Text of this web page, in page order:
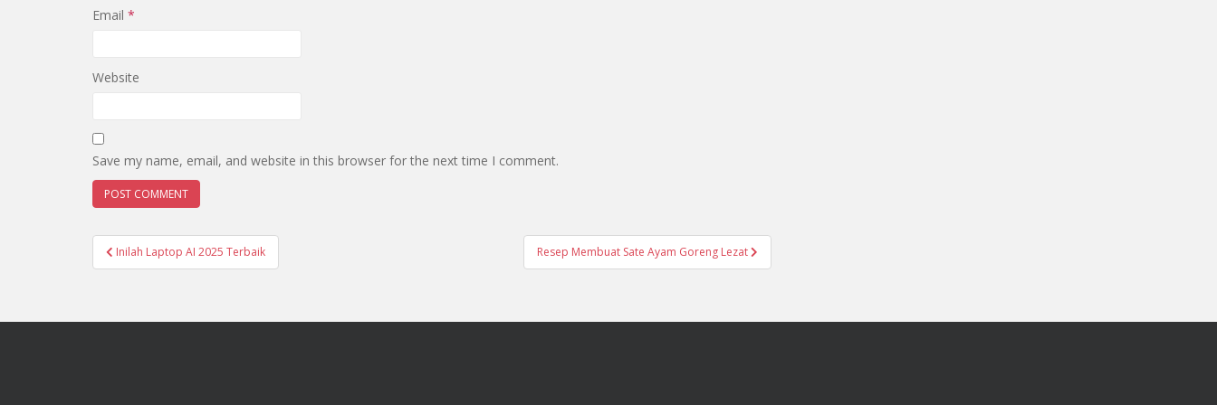
Email *
Website
Save my name, email, and website in this browser for the next time I comment.
Post navigation
Inilah Laptop AI 2025 Terbaik Resep Membuat Sate Ayam Goreng Lezat